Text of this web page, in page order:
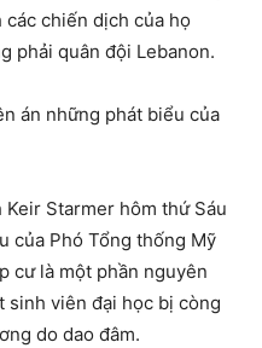
chiến dịch của họ
phải quân đội Lebanon.
án những phát biểu của
Starmer hôm thứ Sáu
của Phó Tổng thống Mỹ
cư là một phần nguyên
sinh viên đại học bị còng
do dao đâm.